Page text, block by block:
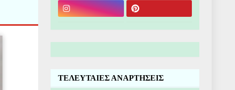
ΤΕΛΕΥΤΑΙΕΣ ΑΝΑΡΤΗΣΕΙΣ